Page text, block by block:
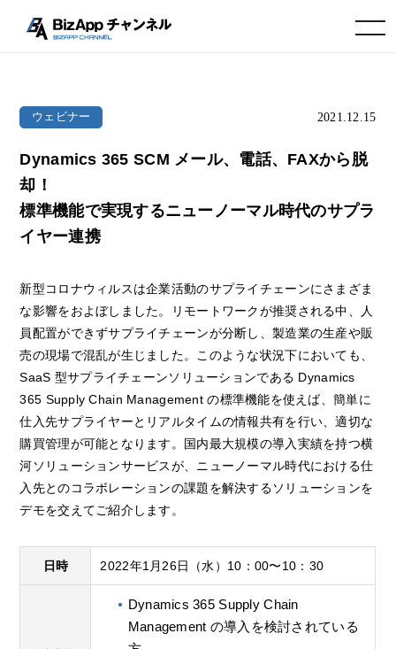
toggle navigation
ウェビナー 2021.12.15
Dynamics 365 SCM メール、電話、FAXから脱
却！
標準機能で実現するニューノーマル時代のサプラ
イヤー連携
新型コロナウィルスは企業活動のサプライチェーンにさまざま
な影響をおよぼしました。リモートワークが推奨される中、人
員配置ができずサプライチェーンが分断し、製造業の生産や販
売の現場で混乱が生じました。このような状況下においても、
SaaS 型サプライチェーンソリューションである Dynamics
365 Supply Chain Management の標準機能を使えば、簡単に
仕入先サプライヤーとリアルタイムの情報共有を行い、適切な
購買管理が可能となります。国内最大規模の導入実績を持つ横
河ソリューションサービスが、ニューノーマル時代における仕
入先とのコラボレーションの課題を解決するソリューションを
デモを交えてご紹介します。
日時 2022年1月26日（水）10：00〜10：30
Dynamics 365 Supply Chain
Management の導入を検討されている